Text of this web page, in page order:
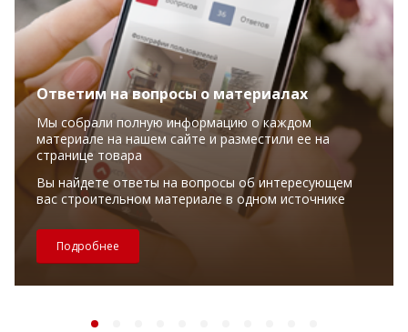
Ответим на вопросы о материалах
Мы собрали полную информацию о каждом
материале на нашем сайте и разместили ее на
странице товара
Вы найдете ответы на вопросы об интересующем
вас строительном материале в одном источнике
Подробнее